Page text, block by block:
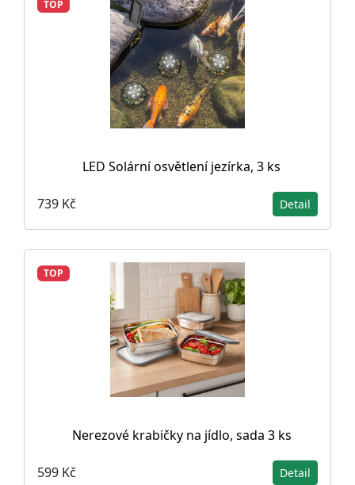
TOP
LED Solární osvětlení jezírka, 3 ks
739 Kč Detail
TOP
Nerezové krabičky na jídlo, sada 3 ks
599 Kč Detail